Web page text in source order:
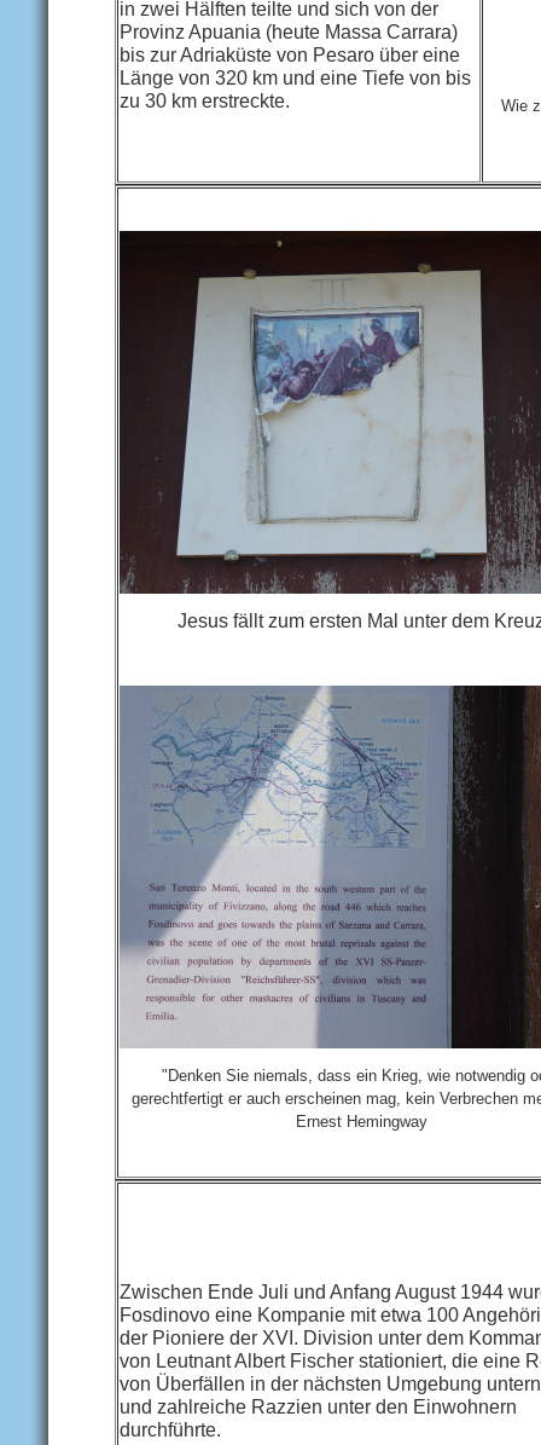
in zwei Hälften teilte und sich von der
Provinz Apuania (heute Massa Carrara)
bis zur Adriaküste von Pesaro über eine
Länge von 320 km und eine Tiefe von bis
zu 30 km erstreckte.
Wie
Jesus fällt zum ersten Mal unter dem
"Denken Sie niemals, dass ein Krieg, wie notwendig
gerechtfertigt er auch erscheinen mag, kein Verbrechen
Ernest Hemingway
Zwischen Ende Juli und Anfang August 1944
Fosdinovo eine Kompanie mit etwa 100
der Pioniere der XVI. Division unter dem
von Leutnant Albert Fischer stationiert, die eine
von Überfällen in der nächsten Umgebung
und zahlreiche Razzien unter den Einwohnern
durchführte.